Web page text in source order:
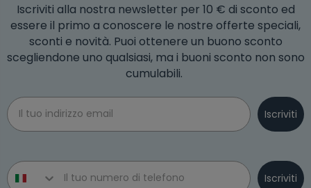
Iscriviti alla nostra newsletter per 10 € di sconto ed
essere il primo a conoscere le nostre offerte speciali,
sconti e novità. Puoi ottenere un buono sconto
scegliendone uno qualsiasi, ma i buoni sconto non sono
cumulabili.
Email
Iscriviti
Phone number
Iscriviti